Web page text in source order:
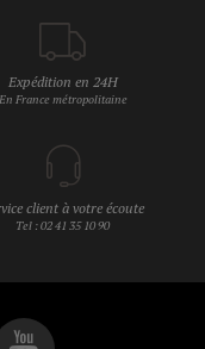
Expédition en 24H
En France métropolitaine
client à votre écoute
Tel : 02 41 35 10 90